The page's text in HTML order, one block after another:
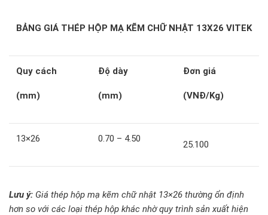
BẢNG GIÁ THÉP HỘP MẠ KẼM CHỮ NHẬT 13X26 VITEK
Quy cách
(mm)
Độ dày
(mm)
Đơn giá
(VNĐ/Kg)
13×26 0.70 – 4.50
25.100
Lưu ý: Giá thép hộp mạ kẽm chữ nhật 13×26 thường ổn định
hơn so với các loại thép hộp khác nhờ quy trình sản xuất hiện